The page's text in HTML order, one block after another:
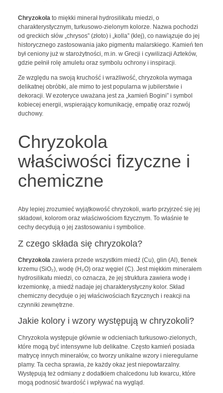
Chryzokola to miękki minerał hydrosilikatu miedzi, o
charakterystycznym, turkusowo-zielonym kolorze. Nazwa pochodzi
od greckich słów „chrysos” (złoto) i „kolla” (klej), co nawiązuje do jej
historycznego zastosowania jako pigmentu malarskiego. Kamień ten
był ceniony już w starożytności, m.in. w Grecji i cywilizacji Azteków,
gdzie pełnił rolę amuletu oraz symbolu ochrony i inspiracji.
Ze względu na swoją kruchość i wrażliwość, chryzokola wymaga
delikatnej obróbki, ale mimo to jest popularna w jubilerstwie i
dekoracji. W ezoteryce uważana jest za „kamień Bogini” i symbol
kobiecej energii, wspierający komunikację, empatię oraz rozwój
duchowy.
Chryzokola
właściwości fizyczne i
chemiczne
Aby lepiej zrozumieć wyjątkowość chryzokoli, warto przyjrzeć się jej
składowi, kolorom oraz właściwościom fizycznym. To właśnie te
cechy decydują o jej zastosowaniu i symbolice.
Z czego składa się chryzokola?
Chryzokolazawiera przede wszystkim miedź (Cu), glin (Al), tlenek
krzemu (SiO₂), wodę (H₂O) oraz węgiel (C). Jest miękkim minerałem
hydrosilikatu miedzi, co oznacza, że jej struktura zawiera wodę i
krzemionkę, a miedź nadaje jej charakterystyczny kolor. Skład
chemiczny decyduje o jej właściwościach fizycznych i reakcji na
czynniki zewnętrzne.
Jakie kolory i wzory występują w chryzokoli?
Chryzokola występuje głównie w odcieniach turkusowo-zielonych,
które mogą być intensywne lub delikatne. Często kamień posiada
matrycę innych minerałów, co tworzy unikalne wzory i nieregularne
plamy. Ta cecha sprawia, że każdy okaz jest niepowtarzalny.
Występują też odmiany z dodatkiem chalcedonu lub kwarcu, które
mogą podnosić twardość i wpływać na wygląd.